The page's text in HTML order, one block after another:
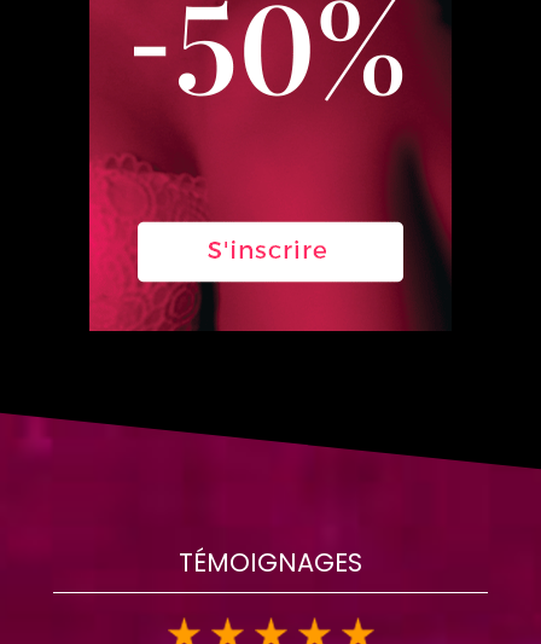
TÉMOIGNAGES